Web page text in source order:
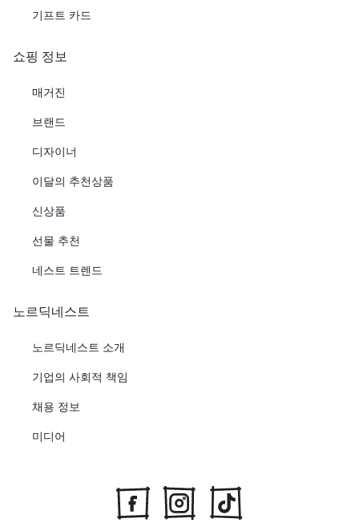
기프트 카드
쇼핑 정보
매거진
브랜드
디자이너
이달의 추천상품
신상품
선물 추천
네스트 트렌드
노르딕네스트
노르딕네스트 소개
기업의 사회적 책임
채용 정보
미디어